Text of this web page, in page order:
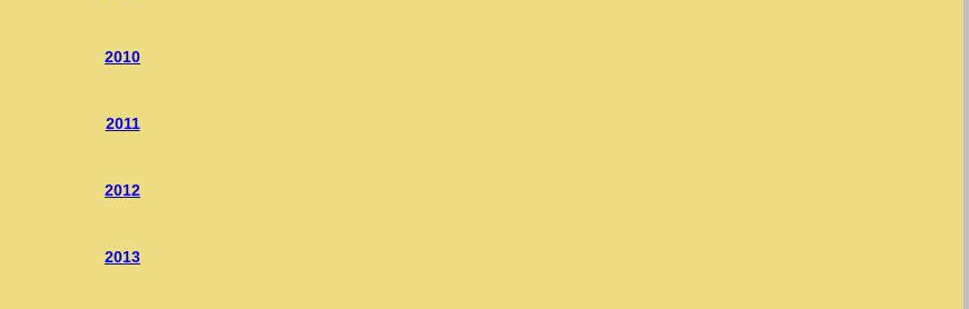
2010
2011
2012
2013